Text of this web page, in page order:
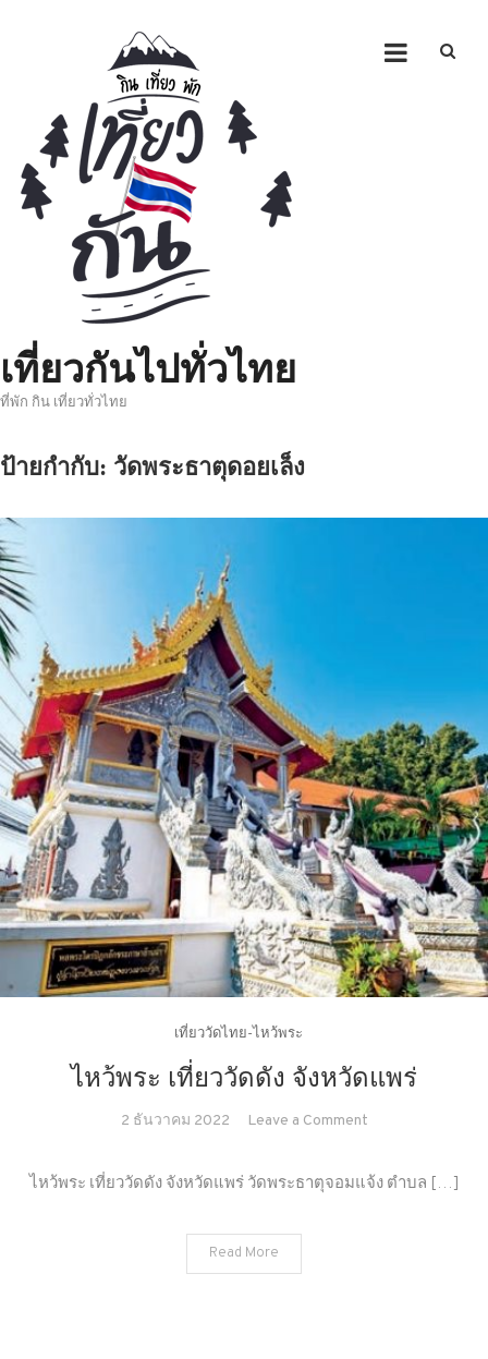
เที่ยวกันไปทั่วไทย
ที่พัก กิน เที่ยวทั่วไทย
ป้ายกำกับ: วัดพระธาตุดอยเล็ง
เที่ยววัดไทย-ไหว้พระ
ไหว้พระ เที่ยววัดดัง จังหวัดแพร่
2 ธันวาคม 2022 Leave a Commenton
พระ
ไหว้พระ เที่ยววัดดัง จังหวัดแพร่ วัดพระธาตุจอมแจ้ง ตำบล […]
Read More